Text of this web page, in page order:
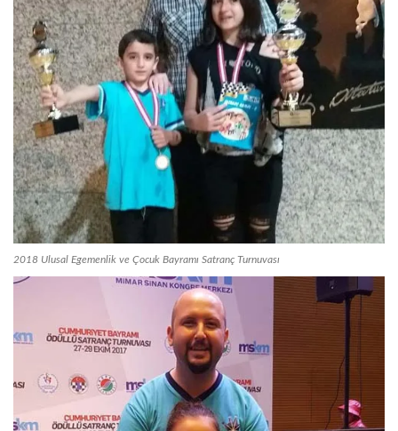
2018 Ulusal Egemenlik ve Çocuk Bayramı Satranç Turnuvası